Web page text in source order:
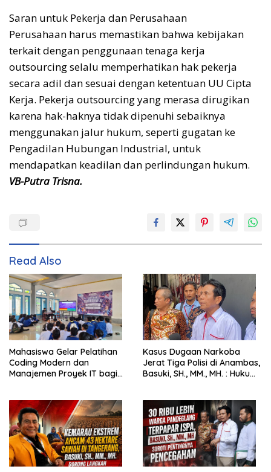
Saran untuk Pekerja dan Perusahaan
Perusahaan harus memastikan bahwa kebijakan
terkait dengan penggunaan tenaga kerja
outsourcing selalu memperhatikan hak pekerja
secara adil dan sesuai dengan ketentuan UU Cipta
Kerja. Pekerja outsourcing yang merasa dirugikan
karena hak-haknya tidak dipenuhi sebaiknya
menggunakan jalur hukum, seperti gugatan ke
Pengadilan Hubungan Industrial, untuk
mendapatkan keadilan dan perlindungan hukum.
VB-Putra Trisna.
Read Also
Mahasiswa Gelar Pelatihan
Coding Modern dan
Manajemen Proyek IT bagi
Kasus Dugaan Narkoba
Jerat Tiga Polisi di Anambas,
Basuki, SH., MM., MH. : Hukum